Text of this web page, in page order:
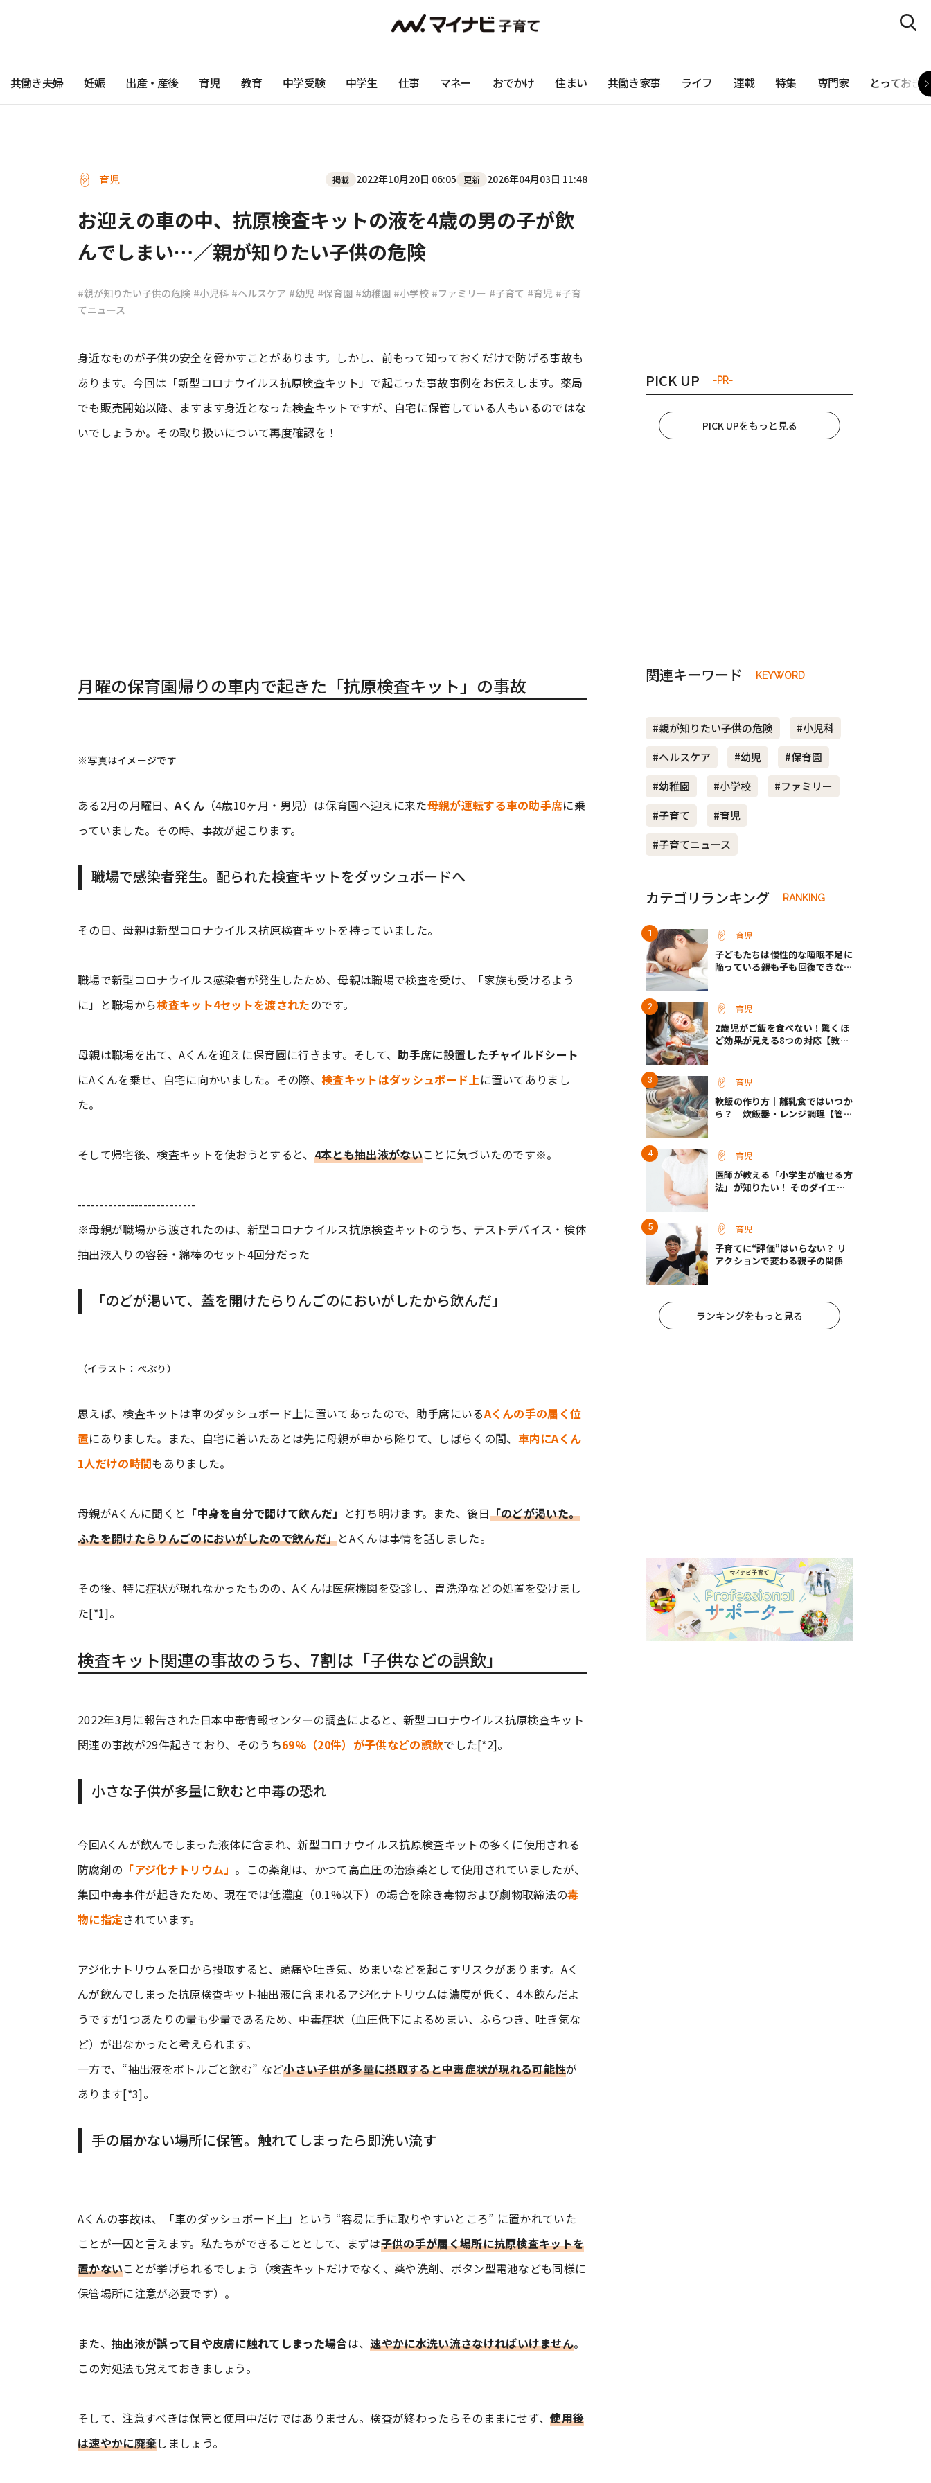
#ワンオペ育児 #コミックエッセイ #共働き夫婦のセブンルール
#渡邊大地の令和的ワーパパ道 #ベビーニュース #マタニティニュース
共働き夫婦 妊娠 出産・産後 育児 教育 中学受験 中学生 仕事 マネー おでかけ 住まい 共働き家事 ライフ 連載 特集 専門家 とっておき
育児 掲載 2022年10月20日 06:05 更新 2026年04月03日 11:48
お迎えの車の中、抗原検査キットの液を4歳の男の子が飲
んでしまい…／親が知りたい子供の危険
#親が知りたい子供の危険 #小児科 #ヘルスケア #幼児 #保育園 #幼稚園 #小学校 #ファミリー #子育て #育児 #子育
てニュース
身近なものが子供の安全を脅かすことがあります。しかし、前もって知っておくだけで防げる事故も
あります。今回は「新型コロナウイルス抗原検査キット」で起こった事故事例をお伝えします。薬局
でも販売開始以降、ますます身近となった検査キットですが、自宅に保管している人もいるのではな
いでしょうか。その取り扱いについて再度確認を！
月曜の保育園帰りの車内で起きた「抗原検査キット」の事故
※写真はイメージです
ある2月の月曜日、Aくん（4歳10ヶ月・男児）は保育園へ迎えに来た母親が運転する車の助手席に乗
っていました。その時、事故が起こります。
職場で感染者発生。配られた検査キットをダッシュボードへ
その日、母親は新型コロナウイルス抗原検査キットを持っていました。
職場で新型コロナウイルス感染者が発生したため、母親は職場で検査を受け、「家族も受けるよう
に」と職場から検査キット4セットを渡されたのです。
母親は職場を出て、Aくんを迎えに保育園に行きます。そして、助手席に設置したチャイルドシート
にAくんを乗せ、自宅に向かいました。その際、検査キットはダッシュボード上に置いてありまし
た。
そして帰宅後、検査キットを使おうとすると、 4本とも抽出液がないことに気づいたのです※。
---------------------------
※母親が職場から渡されたのは、新型コロナウイルス抗原検査キットのうち、テストデバイス・検体
抽出液入りの容器・綿棒のセット4回分だった
「のどが渇いて、蓋を開けたらりんごのにおいがしたから飲んだ」
（イラスト：ぺぷり）
思えば、検査キットは車のダッシュボード上に置いてあったので、助手席にいるAくんの手の届く位
置にありました。また、自宅に着いたあとは先に母親が車から降りて、しばらくの間、 車内にAくん
1人だけの時間もありました。
母親がAくんに聞くと 「中身を自分で開けて飲んだ」 と打ち明けます。また、後日「のどが渇いた。
ふたを開けたらりんごのにおいがしたので飲んだ」とAくんは事情を話しました。
その後、特に症状が現れなかったものの、Aくんは医療機関を受診し、胃洗浄などの処置を受けまし
た[*1]。
検査キット関連の事故のうち、7割は「子供などの誤飲」
2022年3月に報告された日本中毒情報センターの調査によると、新型コロナウイルス抗原検査キット
関連の事故が29件起きており、そのうち69%（20件）が子供などの誤飲でした[*2]。
小さな子供が多量に飲むと中毒の恐れ
今回Aくんが飲んでしまった液体に含まれ、新型コロナウイルス抗原検査キットの多くに使用される
防腐剤の 「アジ化ナトリウム」 。この薬剤は、かつて高血圧の治療薬として使用されていましたが、
集団中毒事件が起きたため、現在では低濃度（0.1%以下）の場合を除き毒物および劇物取締法の毒
物に指定されています。
アジ化ナトリウムを口から摂取すると、頭痛や吐き気、めまいなどを起こすリスクがあります。Aく
んが飲んでしまった抗原検査キット抽出液に含まれるアジ化ナトリウムは濃度が低く、4本飲んだよ
うですが1つあたりの量も少量であるため、中毒症状（血圧低下によるめまい、ふらつき、吐き気な
ど）が出なかったと考えられます。
一方で、“抽出液をボトルごと飲む” など小さい子供が多量に摂取すると中毒症状が現れる可能性が
あります[*3]。
手の届かない場所に保管。触れてしまったら即洗い流す
Aくんの事故は、「車のダッシュボード上」という “容易に手に取りやすいところ” に置かれていた
ことが一因と言えます。私たちができることとして、まずは子供の手が届く場所に抗原検査キットを
置かないことが挙げられるでしょう（検査キットだけでなく、薬や洗剤、ボタン型電池なども同様に
保管場所に注意が必要です）。
また、 抽出液が誤って目や皮膚に触れてしまった場合は、速やかに水洗い流さなければいけません。
この対処法も覚えておきましょう。
そして、注意すべきは保管と使用中だけではありません。検査が終わったらそのままにせず、使用後
は速やかに廃棄しましょう。
PICK UP -PR-
PICK UPをもっと見る
関連キーワード KEYWORD
#親が知りたい子供の危険
#小児科
#ヘルスケア
#幼児
#保育園
#幼稚園
#小学校
#ファミリー
#子育て
#育児
#子育てニュース
カテゴリランキング RANKING
育児
子どもたちは慢性的な睡眠不足に
陥っている――親も子も回復できない
育児
2歳児がご飯を食べない！驚くほ
ど効果が見える8つの対応【教え
育児
軟飯の作り方｜離乳食ではいつか
ら？ 炊飯器・レンジ調理【管理
育児
医師が教える「小学生が痩せる方
法」が知りたい！ そのダイエッ
育児
子育てに“評価”はいらない？ リ
アクションで変わる親子の関係
ランキングをもっと見る